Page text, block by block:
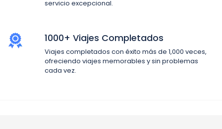
servicio excepcional.
1000+ Viajes Completados
Viajes completados con éxito más de 1,000 veces,
ofreciendo viajes memorables y sin problemas
cada vez.